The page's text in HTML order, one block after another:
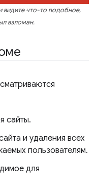
видите что-то подобное,
взломан.
сайты.
и удаления всех
пользователям.
для